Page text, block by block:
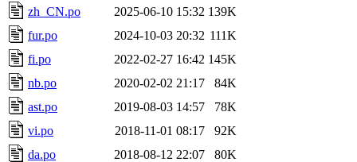
zh_CN.po
2025-06-10 15:32 139K
fur.po
2024-10-03 20:32 111K
fi.po
2022-02-27 16:42 145K
nb.po
2020-02-02 21:17
84K
ast.po
2019-08-03 14:57
78K
vi.po
2018-11-01 08:17
92K
da.po
2018-08-12 22:07
80K